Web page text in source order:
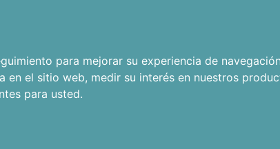
para mejorar su experiencia de
en el sitio web, medir su interés en nuestros
para usted.